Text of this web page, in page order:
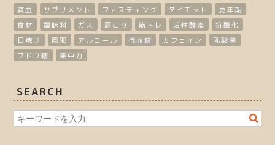
貧血
サプリメント ファスティング ダイエット
更年期
食材
調味料 ガス 肩こり 筋トレ 活性酸素
抗酸化
日焼け
風邪 アルコール 低血糖 カフェイン
乳酸菌
ブドウ糖
集中力
SEARCH